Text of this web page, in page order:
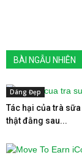
BÀI NGẪU NHIÊN
Dáng Đẹp
Tác hại của trà
thật đằng sau...